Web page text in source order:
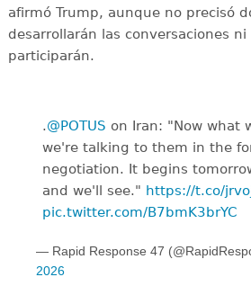
afirmó Trump, aunque no precisó
desarrollarán las conversaciones ni
participarán.
.@POTUS on Iran: "Now what
we're talking to them in the
negotiation. It begins
and we'll see." https://t.co/
pic.twitter.com/B7bmK3brYC
— Rapid Response 47
2026